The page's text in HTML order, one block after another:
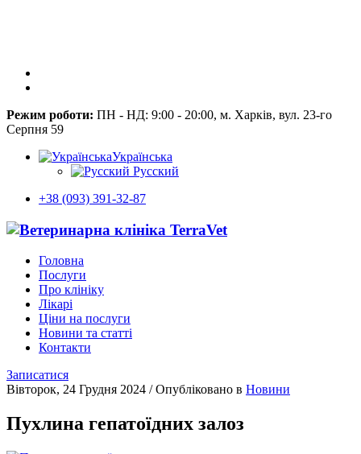
Режим роботи: ПН - НД: 9:00 - 20:00, м. Харків, вул. 23-го
Серпня 59
Українська
Русский
+38 (093) 391-32-87
Головна
Послуги
Про клініку
Лікарі
Ціни на послуги
Новини та статті
Контакти
Записатися
Вівторок, 24 Грудня 2024 /Опубліковано в Новини
Пухлина гепатоїдних залоз